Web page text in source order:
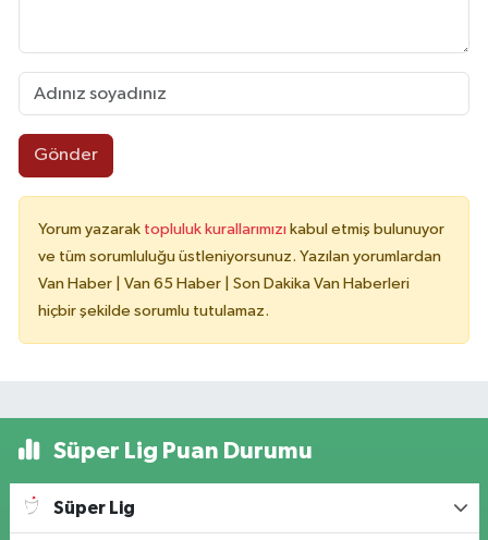
Gönder
Yorum yazarak topluluk kurallarımızı kabul etmiş bulunuyor
ve tüm sorumluluğu üstleniyorsunuz. Yazılan yorumlardan
Van Haber | Van 65 Haber | Son Dakika Van Haberleri
hiçbir şekilde sorumlu tutulamaz.
Süper Lig Puan Durumu
Süper Lig